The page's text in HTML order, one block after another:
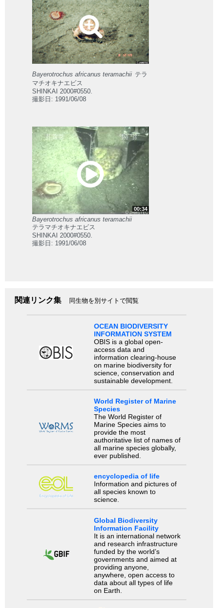
Bayerotrochus africanus teramachii テラ
マチオキナエビス
SHINKAI 2000#0550.
撮影日: 1991/06/08
00:34
Bayerotrochus africanus teramachii
テラマチオキナエビス
SHINKAI 2000#0550.
撮影日: 1991/06/08
関連リンク集 同生物を別サイトで閲覧
OCEAN BIODIVERSITY
INFORMATION SYSTEM
OBIS is a global open-
access data and
information clearing-house
on marine biodiversity for
science, conservation and
sustainable development.
World Register of Marine
Species
The World Register of
Marine Species aims to
provide the most
authoritative list of names of
all marine species globally,
ever published.
encyclopedia of life
Information and pictures of
all species known to
science.
Global Biodiversity
Information Facility
It is an international network
and research infrastructure
funded by the world’s
governments and aimed at
providing anyone,
anywhere, open access to
data about all types of life
on Earth.